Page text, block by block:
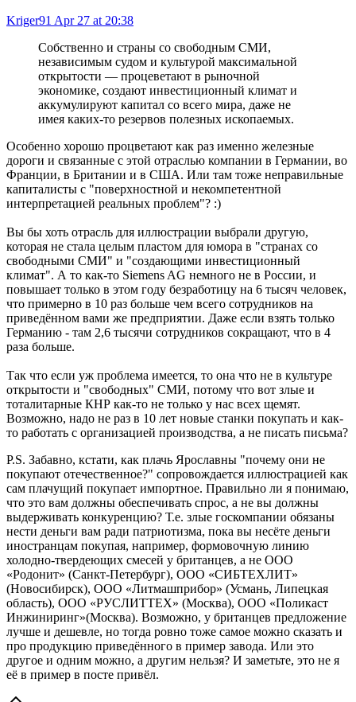
Kriger91 Apr 27 at 20:38
Собственно и страны со свободным СМИ,
независимым судом и культурой максимальной
открытости — процеветают в рыночной
экономике, создают инвестиционный климат и
аккумулируют капитал со всего мира, даже не
имея каких-то резервов полезных ископаемых.
Особенно хорошо процветают как раз именно железные
дороги и связанные с этой отраслью компании в Германии, во
Франции, в Британии и в США. Или там тоже неправильные
капиталисты с "поверхностной и некомпетентной
интерпретацией реальных проблем"? :)
Вы бы хоть отрасль для иллюстрации выбрали другую,
которая не стала целым пластом для юмора в "странах со
свободными СМИ" и "создающими инвестиционный
климат". А то как-то Siemens AG немного не в России, и
повышает только в этом году безработицу на 6 тысяч человек,
что примерно в 10 раз больше чем всего сотрудников на
приведённом вами же предприятии. Даже если взять только
Германию - там 2,6 тысячи сотрудников сокращают, что в 4
раза больше.
Так что если уж проблема имеется, то она что не в культуре
открытости и "свободных" СМИ, потому что вот злые и
тоталитарные КНР как-то не только у нас всех щемят.
Возможно, надо не раз в 10 лет новые станки покупать и как-
то работать с организацией производства, а не писать письма?
P.S. Забавно, кстати, как плачь Ярославны "почему они не
покупают отечественное?" сопровождается иллюстрацией как
сам плачущий покупает импортное. Правильно ли я понимаю,
что это вам должны обеспечивать спрос, а не вы должны
выдерживать конкуренцию? Т.е. злые госкомпании обязаны
нести деньги вам ради патриотизма, пока вы несёте деньги
иностранцам покупая, например, формовочную линию
холодно-твердеющих смесей у британцев, а не ООО
«Родонит» (Санкт-Петербург), ООО «СИБТЕХЛИТ»
(Новосибирск), ООО «Литмашприбор» (Усмань, Липецкая
область), ООО «РУСЛИТТЕХ» (Москва), ООО «Поликаст
Инжиниринг»(Москва). Возможно, у британцев предложение
лучше и дешевле, но тогда ровно тоже самое можно сказать и
про продукцию приведённого в пример завода. Или это
другое и одним можно, а другим нельзя? И заметьте, это не я
её в пример в посте привёл.